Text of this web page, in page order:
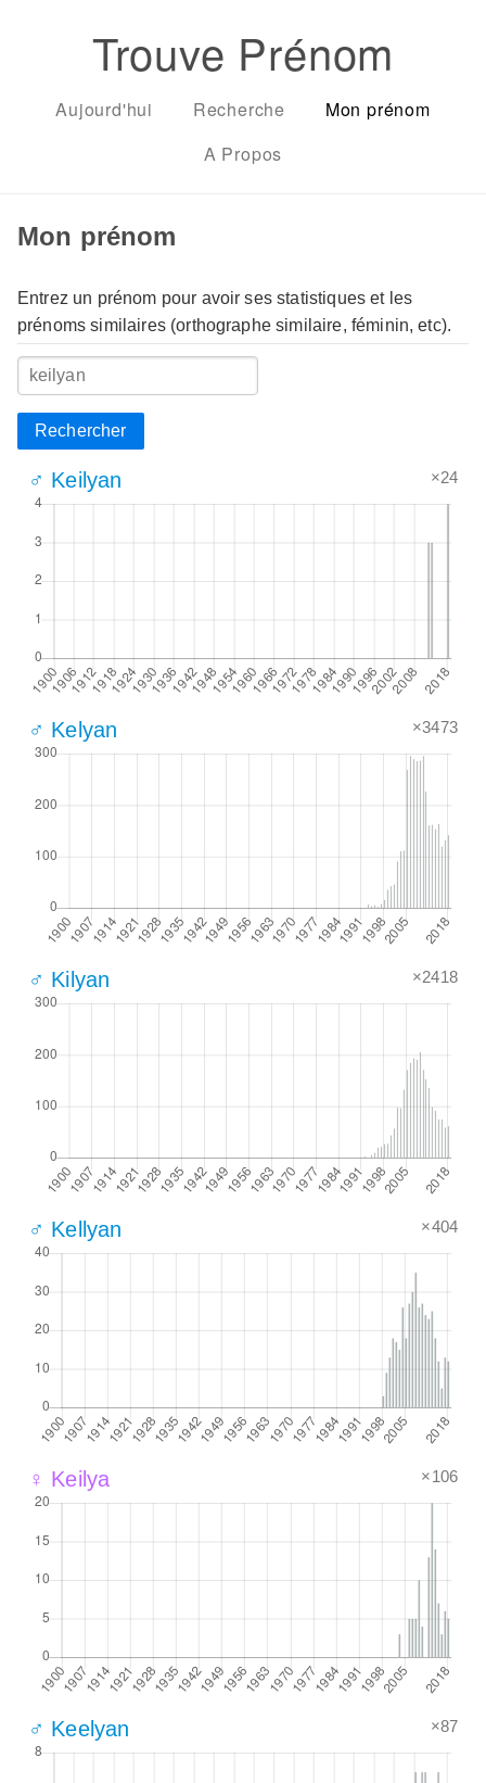
Trouve Prénom
Aujourd'hui Recherche
Mon prénom
A Propos
Mon prénom
Entrez un prénom pour avoir ses statistiques et les
prénoms similaires (orthographe similaire, féminin, etc).
Rechercher
♂ Keilyan ×24
♂ Kelyan ×3473
♂ Kilyan ×2418
♂ Kellyan ×404
♀ Keilya ×106
♂ Keelyan ×87